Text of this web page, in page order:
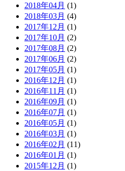
2018年04月 (1)
2018年03月 (4)
2017年12月 (1)
2017年10月 (2)
2017年08月 (2)
2017年06月 (2)
2017年05月 (1)
2016年12月 (1)
2016年11月 (1)
2016年09月 (1)
2016年07月 (1)
2016年05月 (1)
2016年03月 (1)
2016年02月 (11)
2016年01月 (1)
2015年12月 (1)